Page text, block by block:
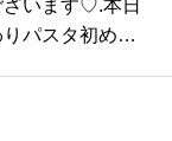
います♡.本日
パスタ初めて
タの種類が増